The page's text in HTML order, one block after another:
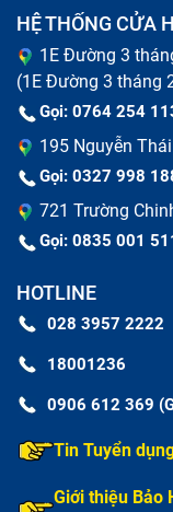
HỆ THỐNG CỬA
1E Đường 3
(1E Đường 3 tháng
Gọi: 0764 254
195 Nguyễn
Gọi: 0327 998
721 Trường
Gọi: 0835 001
HOTLINE
028 3957 2222
18001236
0906 612 369
Tin Tuyển
Giới thiệu Bảo